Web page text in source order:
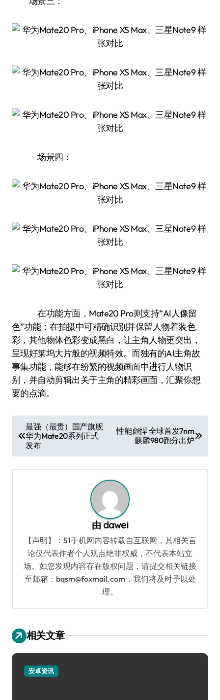
场景四：
在功能方面，Mate20 Pro则支持“AI人像留
色”功能：在拍摄中可精确识别并保留人物着装色
彩，其他物体色彩变成黑白，让主角人物更突出，
呈现好莱坞大片般的视频特效。而独有的AI主角故
事集功能，能够在纷繁的视频画面中进行人物识
别，并自动剪辑出关于主角的精彩画面，汇聚你想
要的点滴。
章
导
航
最强（最贵）国产旗舰
华为Mate20系列正式
发布
性能彪悍 全球首发7nm
麒麟980跑分出炉
由 dawei
【声明】：51手机网内容转载自互联网，其相关言
论仅代表作者个人观点绝非权威，不代表本站立
场。如您发现内容存在版权问题，请提交相关链接
至邮箱：bqsm@foxmail.com，我们将及时予以处
理。
相关文章
安卓资讯